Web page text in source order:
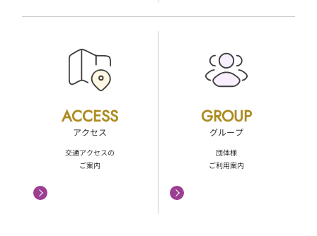
ACCESS
アクセス
交通アクセスの
ご案内
GROUP
グループ
団体様
ご利用案内